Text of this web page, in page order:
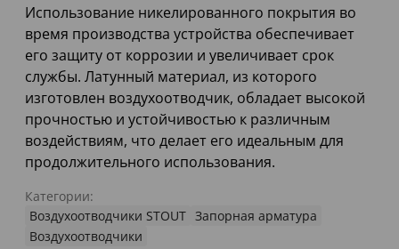
Использование никелированного покрытия во
время производства устройства обеспечивает
его защиту от коррозии и увеличивает срок
службы. Латунный материал, из которого
изготовлен воздухоотводчик, обладает высокой
прочностью и устойчивостью к различным
воздействиям, что делает его идеальным для
продолжительного использования.
Категории:
Воздухоотводчики STOUT Запорная арматура
Воздухоотводчики